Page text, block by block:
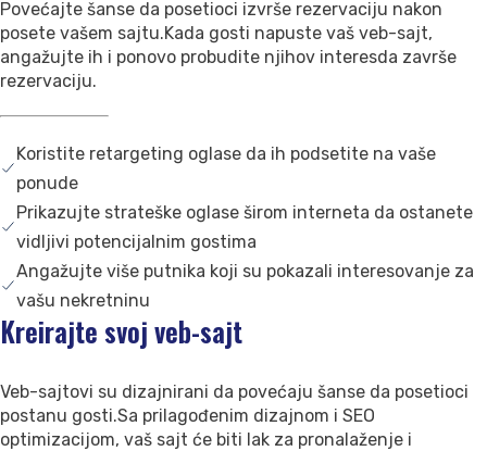
Kontaktirajte nas
Podrška
Povećajte šanse da posetioci izvrše rezervaciju nakon
posete vašem sajtu.Kada gosti napuste vaš veb-sajt,
angažujte ih i ponovo probudite njihov interesda završe
rezervaciju.
Koristite retargeting oglase da ih podsetite na vaše
ponude
Prikazujte strateške oglase širom interneta da ostanete
vidljivi potencijalnim gostima
Angažujte više putnika koji su pokazali interesovanje za
vašu nekretninu
Kreirajte svoj veb-sajt
Veb-sajtovi su dizajnirani da povećaju šanse da posetioci
postanu gosti.Sa prilagođenim dizajnom i SEO
optimizacijom, vaš sajt će biti lak za pronalaženje i